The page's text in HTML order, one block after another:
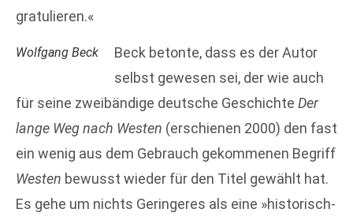
gratulieren.«
Wolfgang Beck
Beck betonte, dass es der Autor
selbst gewesen sei, der wie auch
für seine zweibändige deutsche Geschichte Der
lange Weg nach Westen (erschienen 2000) den fast
ein wenig aus dem Gebrauch gekommenen Begriff
Westen bewusst wieder für den Titel gewählt hat.
Es gehe um nichts Geringeres als eine »historisch-